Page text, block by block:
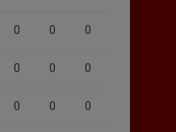
0 0 0
0 0 0
0 0 0